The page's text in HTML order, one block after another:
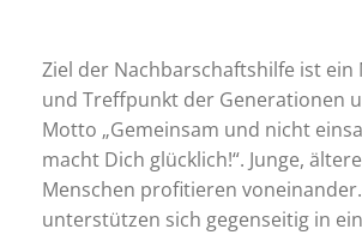
Ziel der Nachbarschaftshilfe ist
und Treffpunkt der Generationen
Motto „Gemeinsam und nicht
macht Dich glücklich!“. Junge,
Menschen profitieren
unterstützen sich gegenseitig in